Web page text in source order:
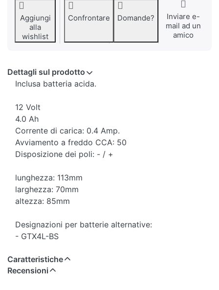
Aggiungi
alla
wishlist
Confrontare Domande?
Inviare e-
mail ad un
amico
Dettagli sul prodotto
Inclusa batteria acida.
12 Volt
4.0 Ah
Corrente di carica: 0.4 Amp.
Avviamento a freddo CCA: 50
Disposizione dei poli: - / +
lunghezza: 113mm
larghezza: 70mm
altezza: 85mm
Designazioni per batterie alternative:
- GTX4L-BS
Caratteristiche
Recensioni